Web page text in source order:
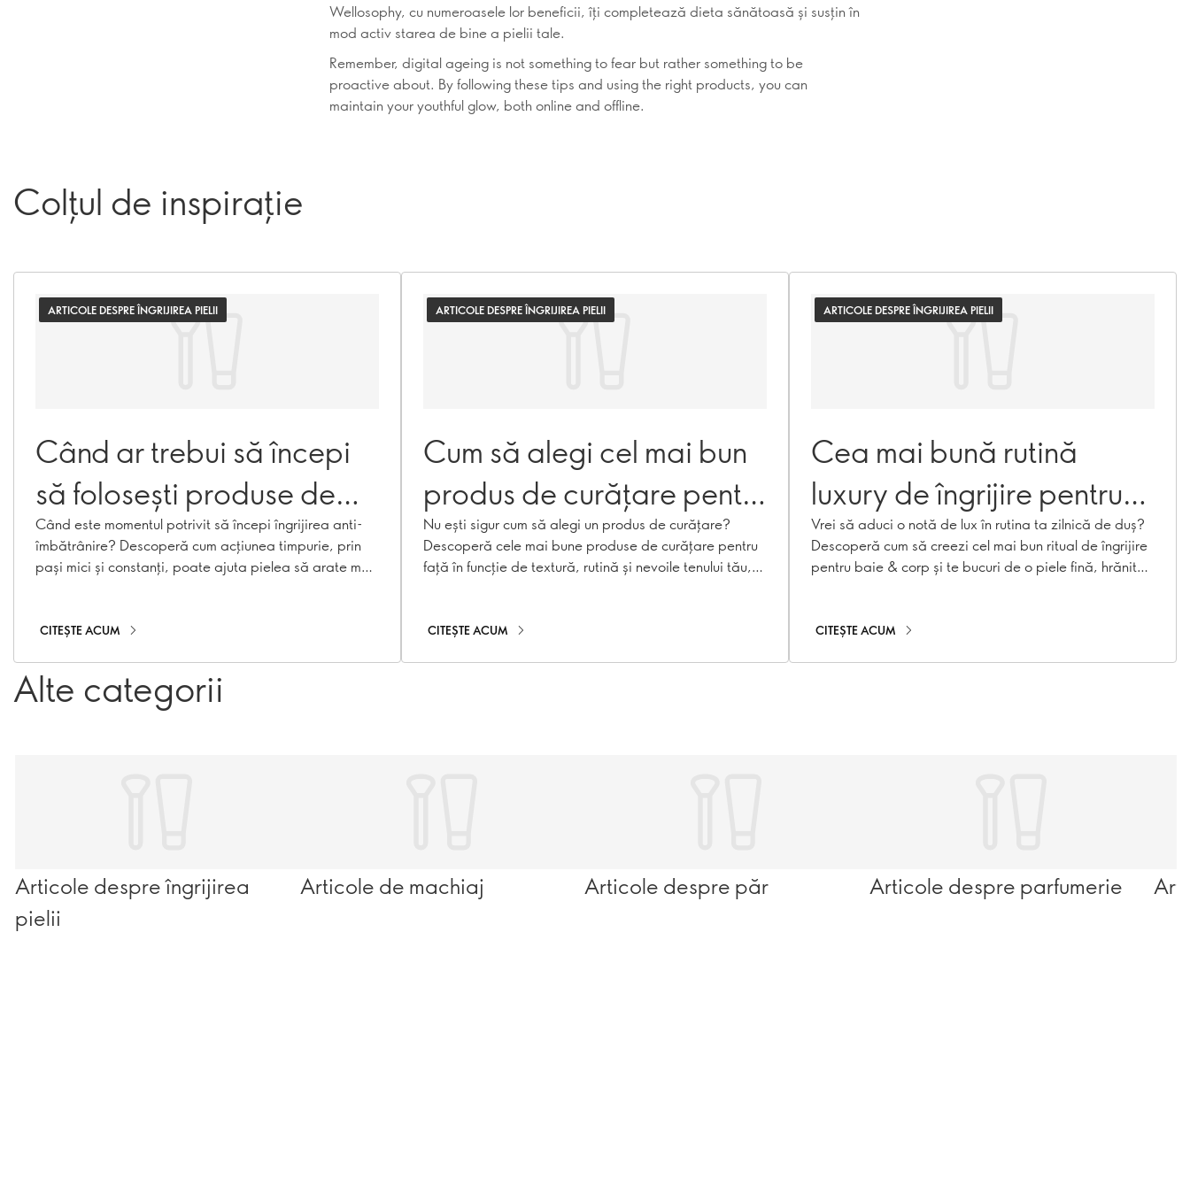
Wellosophy, cu numeroasele lor beneficii, îți completează dieta sănătoasă și susțin în
mod activ starea de bine a pielii tale.
Remember, digital ageing is not something to fear but rather something to be
proactive about. By following these tips and using the right products, you can
maintain your youthful glow, both online and offline.
Colțul de inspirație
ARTICOLE DESPRE ÎNGRIJIREA PIELII
Când ar trebui să începi
să folosești produse de
îngrijire anti-îmbătrânire?
Când este momentul potrivit să începi îngrijirea anti-
îmbătrânire? Descoperă cum acțiunea timpurie, prin
pași mici și constanți, poate ajuta pielea să arate mai
CITEȘTE ACUM
ARTICOLE DESPRE ÎNGRIJIREA PIELII
Cum să alegi cel mai bun
produs de curățare pentru
tipul tău de ten
Nu ești sigur cum să alegi un produs de curățare?
Descoperă cele mai bune produse de curățare pentru
față în funcție de textură, rutină și nevoile tenului tău,
CITEȘTE ACUM
ARTICOLE DESPRE ÎNGRIJIREA PIELII
Cea mai bună rutină
luxury de îngrijire pentru
baie & corp
Vrei să aduci o notă de lux în rutina ta zilnică de duș?
Descoperă cum să creezi cel mai bun ritual de îngrijire
pentru baie & corp și te bucuri de o piele fină, hrănită
CITEȘTE ACUM
Alte categorii
Articole despre îngrijirea
pielii
Articole de machiaj Articole despre păr Articole despre parfumerie